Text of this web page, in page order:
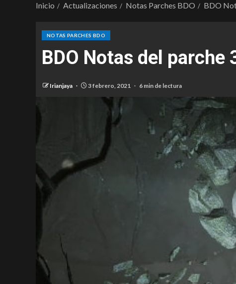
Inicio Actualizaciones Notas Parches BDO BDO
NOTAS PARCHES BDO
BDO Notas del parche
Irianjaya 3 febrero, 2021 6 min de lectura